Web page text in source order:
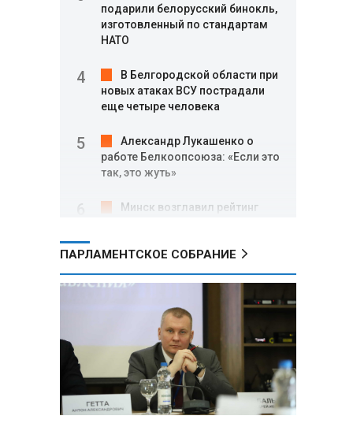
подарили белорусский бинокль,
изготовленный по стандартам
НАТО
В Белгородской области при
новых атаках ВСУ пострадали
еще четыре человека
Александр Лукашенко о
работе Белкоопсоюза: «Если это
так, это жуть»
Минск возглавил рейтинг
Минобороны РФ: при
освобождении Анискино ВСУ
понесли большие потери, часть
военных сдалась в плен
Александр Лукашенко:
Россияне «услышали батьку» и
скупают пустующие дома в
белорусских деревнях
ПАРЛАМЕНТСКОЕ СОБРАНИЕ